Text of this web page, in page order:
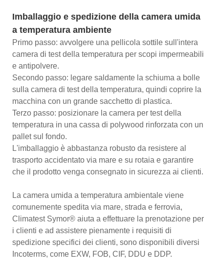
Imballaggio e spedizione della camera umida
a temperatura ambiente
Primo passo: avvolgere una pellicola sottile sull'intera
camera di test della temperatura per scopi impermeabili
e antipolvere.
Secondo passo: legare saldamente la schiuma a bolle
sulla camera di test della temperatura, quindi coprire la
macchina con un grande sacchetto di plastica.
Terzo passo: posizionare la camera per test della
temperatura in una cassa di polywood rinforzata con un
pallet sul fondo.
L'imballaggio è abbastanza robusto da resistere al
trasporto accidentato via mare e su rotaia e garantire
che il prodotto venga consegnato in sicurezza ai clienti.
La camera umida a temperatura ambientale viene
comunemente spedita via mare, strada e ferrovia,
Climatest Symor® aiuta a effettuare la prenotazione per
i clienti e ad assistere pienamente i requisiti di
spedizione specifici dei clienti, sono disponibili diversi
Incoterms, come EXW, FOB, CIF, DDU e DDP.